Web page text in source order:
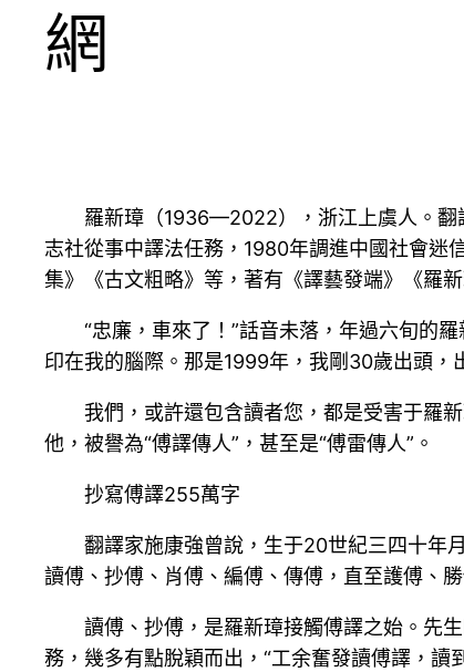
網
羅新璋（1936—2022），浙江上虞人。翻
志社從事中譯法任務，1980年調進中國社會迷
集》《古文粗略》等，著有《譯藝發端》《羅
“忠廉，車來了！”話音未落，年過六旬的
印在我的腦際。那是1999年，我剛30歲出頭，
我們，或許還包含讀者您，都是受害于羅
他，被譽為“傅譯傳人”，甚至是“傅雷傳人”。
抄寫傅譯255萬字
翻譯家施康強曾說，生于20世紀三四十年
讀傅、抄傅、肖傅、編傅、傳傅，直至護傅、勝
讀傅、抄傅，是羅新璋接觸傅譯之始。先
務，幾多有點脫穎而出，“工余奮發讀傅譯，